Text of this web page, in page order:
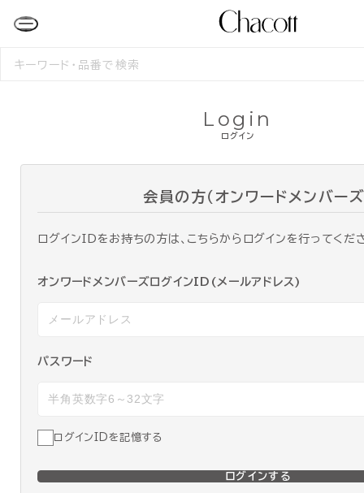
検
ログイン
Login
会員の方（オンワードメンバーズ
ログインIDをお持ちの方は、こちらからログインを行ってくだ
オンワードメンバーズログインID(メールアドレス)
パスワード
ログインIDを記憶する
ログインする